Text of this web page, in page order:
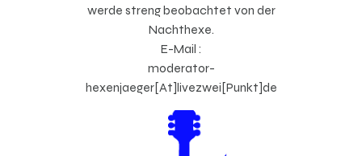
werde streng beobachtet von der
Nachthexe.
E-Mail :
moderator-
hexenjaeger[At]livezwei[Punkt]de